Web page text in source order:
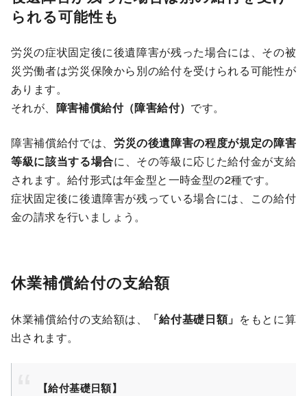
られる可能性も
労災の症状固定後に後遺障害が残った場合には、その被
災労働者は労災保険から別の給付を受けられる可能性が
あります。
それが、 障害補償給付（障害給付） です。
障害補償給付では、 労災の後遺障害の程度が規定の障害
等級に該当する場合に、その等級に応じた給付金が支給
されます。給付形式は年金型と一時金型の2種です。
症状固定後に後遺障害が残っている場合には、この給付
金の請求を行いましょう。
休業補償給付の支給額
休業補償給付の支給額は、 「給付基礎日額」 をもとに算
出されます。
【給付基礎日額】